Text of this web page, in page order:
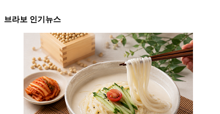
브라보 인기뉴스